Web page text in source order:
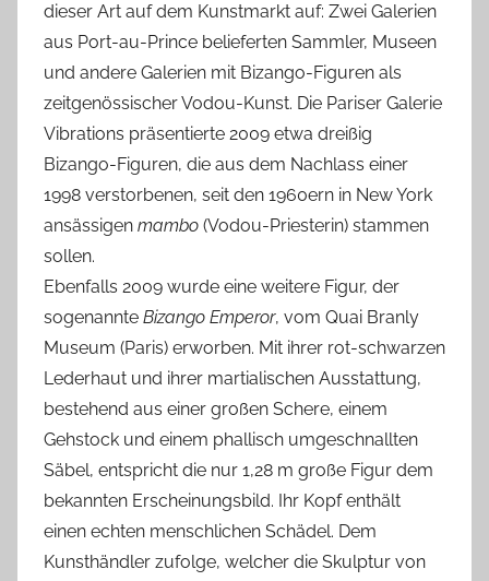
dieser Art auf dem Kunstmarkt auf: Zwei Galerien
aus Port-au-Prince belieferten Sammler, Museen
und andere Galerien mit Bizango-Figuren als
zeitgenössischer Vodou-Kunst. Die Pariser Galerie
Vibrations präsentierte 2009 etwa dreißig
Bizango-Figuren, die aus dem Nachlass einer
1998 verstorbenen, seit den 1960ern in New York
ansässigen mambo (Vodou-Priesterin) stammen
sollen.
Ebenfalls 2009 wurde eine weitere Figur, der
sogenannte Bizango Emperor, vom Quai Branly
Museum (Paris) erworben. Mit ihrer rot-schwarzen
Lederhaut und ihrer martialischen Ausstattung,
bestehend aus einer großen Schere, einem
Gehstock und einem phallisch umgeschnallten
Säbel, entspricht die nur 1,28 m große Figur dem
bekannten Erscheinungsbild. Ihr Kopf enthält
einen echten menschlichen Schädel. Dem
Kunsthändler zufolge, welcher die Skulptur von